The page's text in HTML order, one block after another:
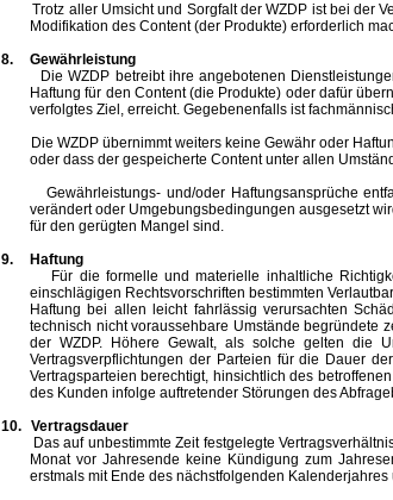
Trotz aller Umsicht und Sorgfalt der WZDP ist bei der
Modifikation des Content (der Produkte) erforderlich
8.
Gewährleistung
Die WZDP betreibt ihre angebotenen Dienstleistungen
Haftung für den Content (die Produkte) oder dafür
verfolgtes Ziel, erreicht. Gegebenenfalls ist
Die WZDP übernimmt weiters keine Gewähr oder
oder dass der gespeicherte Content unter allen
Gewährleistungs- und/oder Haftungsansprüche
verändert oder Umgebungsbedingungen ausgesetzt
für den gerügten Mangel sind.
9.
Haftung
Für die formelle und materielle inhaltliche
einschlägigen Rechtsvorschriften bestimmten
Haftung bei allen leicht fahrlässig verursachten
technisch nicht voraussehbare Umstände begründete
der WZDP. Höhere Gewalt, als solche gelten die
Vertragsverpflichtungen der Parteien für die Dauer
Vertragsparteien berechtigt, hinsichtlich des
des Kunden infolge auftretender Störungen des
10. Vertragsdauer
Das auf unbestimmte Zeit festgelegte
Monat vor Jahresende keine Kündigung zum
erstmals mit Ende des nächstfolgenden